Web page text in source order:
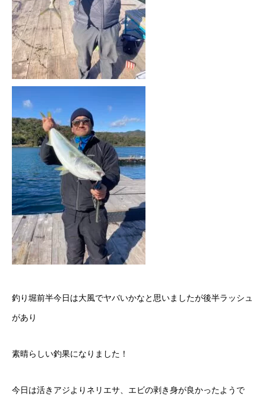
釣り堀前半今日は大風でヤバいかなと思いましたが後半ラッシュ
があり
素晴らしい釣果になりました！
今日は活きアジよりネリエサ、エビの剥き身が良かったようで